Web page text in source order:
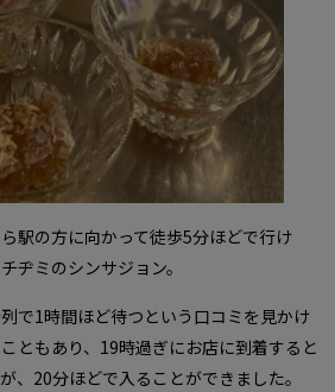
駅の方に向かって徒歩5分ほどで行け
ヂミのシンサジョン。
で1時間ほど待つという口コミを見かけ
ともあり、19時過ぎにお店に到着すると
、20分ほどで入ることができました。